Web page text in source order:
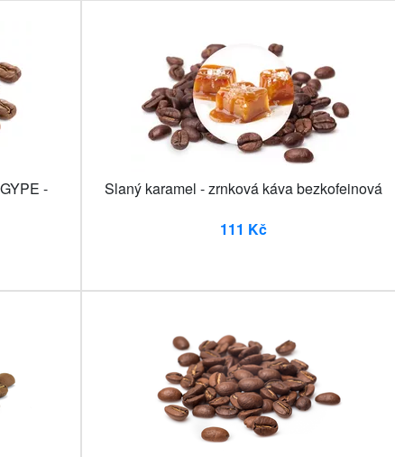
-
Slaný karamel - zrnková káva bezkofeinová
111 Kč